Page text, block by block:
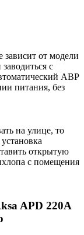
зависит от модели
с
АВР
питания, без
на улице, то
открытую
с помещения
APD 220A